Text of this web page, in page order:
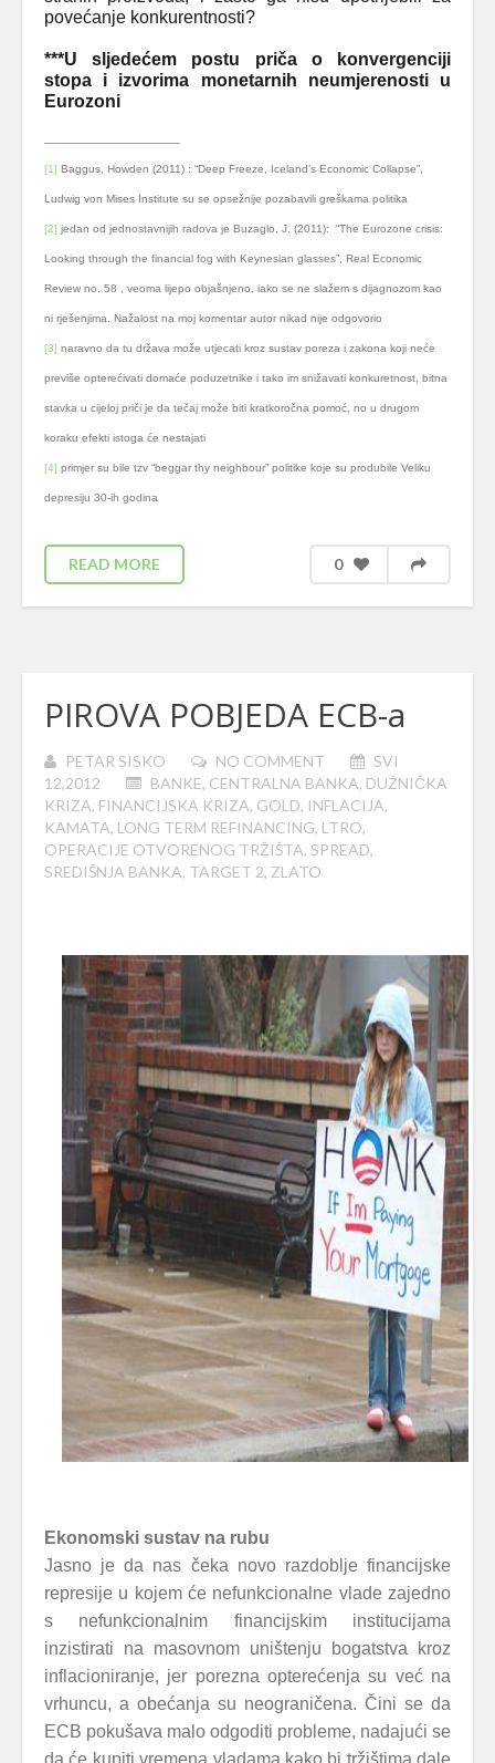
povećanje konkurentnosti?
***U sljedećem postu priča o konvergenciji
stopa i izvorima monetarnih neumjerenosti u
Eurozoni
[1] Baggus, Howden (2011) : “Deep Freeze, Iceland’s Economic Collapse”,
Ludwig von Mises Institute su se opsežnije pozabavili greškama politika
[2] jedan od jednostavnijih radova je Buzaglo, J. (2011): “The Eurozone crisis:
Looking through the financial fog with Keynesian glasses”, Real Economic
Review no. 58 , veoma lijepo objašnjeno, iako se ne slažem s dijagnozom kao
ni rješenjima. Nažalost na moj komentar autor nikad nije odgovorio
[3] naravno da tu država može utjecati kroz sustav poreza i zakona koji neće
previše opterećivati domaće poduzetnike i tako im snižavati konkuretnost, bitna
stavka u cijeloj priči je da tečaj može biti kratkoročna pomoć, no u drugom
koraku efekti istoga će nestajati
[4] primjer su bile tzv “beggar thy neighbour” politike koje su produbile Veliku
depresiju 30-ih godina
0
READ MORE
PIROVA POBJEDA ECB-a
PETAR SISKO NO COMMENT
SVI
12,2012
BANKE, CENTRALNA BANKA, DUŽNIČKA
KRIZA, FINANCIJSKA KRIZA, GOLD, INFLACIJA,
KAMATA, LONG TERM REFINANCING, LTRO,
OPERACIJE OTVORENOG TRŽIŠTA, SPREAD,
SREDIŠNJA BANKA, TARGET 2, ZLATO
Ekonomski sustav na rubu
Jasno je da nas čeka novo razdoblje financijske
represije u kojem će nefunkcionalne vlade zajedno
s nefunkcionalnim financijskim institucijama
inzistirati na masovnom uništenju bogatstva kroz
inflacioniranje, jer porezna opterećenja su već na
vrhuncu, a obećanja su neograničena. Čini se da
ECB pokušava malo odgoditi probleme, nadajući se
da će kupiti vremena vladama kako bi tržištima dale